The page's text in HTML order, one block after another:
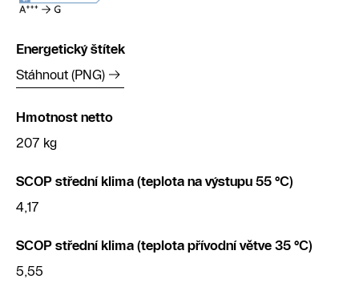
Energetický štítek
Stáhnout (PNG)
Hmotnost netto
207 kg
SCOP střední klima (teplota na výstupu 55 °C)
4,17
SCOP střední klima (teplota přívodní větve 35 °C)
5,55